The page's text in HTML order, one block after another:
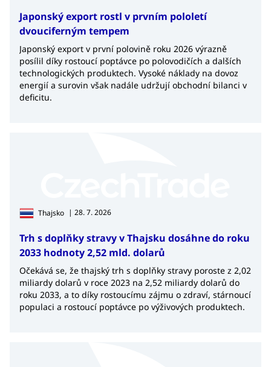
Japonský export rostl v prvním pololetí
dvouciferným tempem
Japonský export v první polovině roku 2026 výrazně
posílil díky rostoucí poptávce po polovodičích a dalších
technologických produktech. Vysoké náklady na dovoz
energií a surovin však nadále udržují obchodní bilanci v
deficitu.
Thajsko | 28. 7. 2026
Trh s doplňky stravy v Thajsku dosáhne do roku
2033 hodnoty 2,52 mld. dolarů
Očekává se, že thajský trh s doplňky stravy poroste z 2,02
miliardy dolarů v roce 2023 na 2,52 miliardy dolarů do
roku 2033, a to díky rostoucímu zájmu o zdraví, stárnoucí
populaci a rostoucí poptávce po výživových produktech.